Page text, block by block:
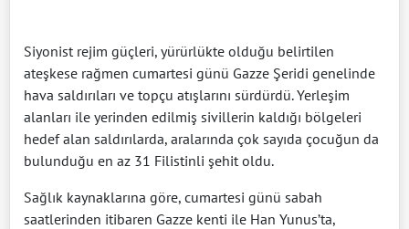
Siyonist rejim güçleri, yürürlükte olduğu belirtilen
ateşkese rağmen cumartesi günü Gazze Şeridi genelinde
hava saldırıları ve topçu atışlarını sürdürdü. Yerleşim
alanları ile yerinden edilmiş sivillerin kaldığı bölgeleri
hedef alan saldırılarda, aralarında çok sayıda çocuğun da
bulunduğu en az 31 Filistinli şehit oldu.
Sağlık kaynaklarına göre, cumartesi günü sabah
saatlerinden itibaren Gazze kenti ile Han Yunus’ta,